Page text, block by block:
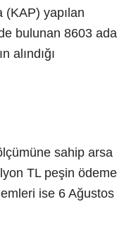
(KAP) yapılan
bulunan 8603 ada
alındığı
sahip arsa
TL peşin ödeme
ise 6 Ağustos